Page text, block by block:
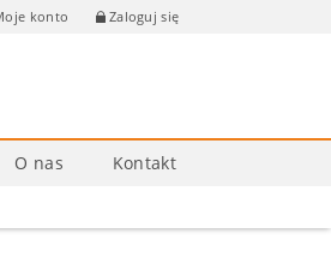
konto Zaloguj się
O nas Kontakt